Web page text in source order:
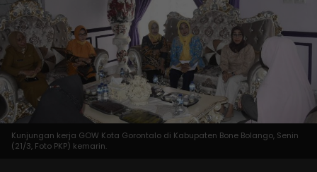
Kunjungan kerja GOW Kota Gorontalo di Kabupaten Bone Bolango, Senin
(21/3, Foto PKP) kemarin.